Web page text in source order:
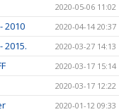
2020-05-06 11:02
2010 2020-04-14 20:37
2015. 2020-03-27 14:13
2020-03-17 15:14
2020-03-17 12:22
2020-01-12 09:33